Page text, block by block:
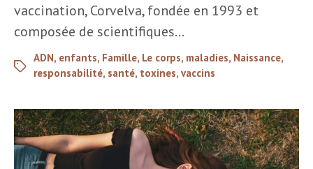
vaccination, Corvelva, fondée en 1993 et
composée de scientifiques…
ADN, enfants, Famille, Le corps, maladies, Naissance,
responsabilité, santé, toxines, vaccins